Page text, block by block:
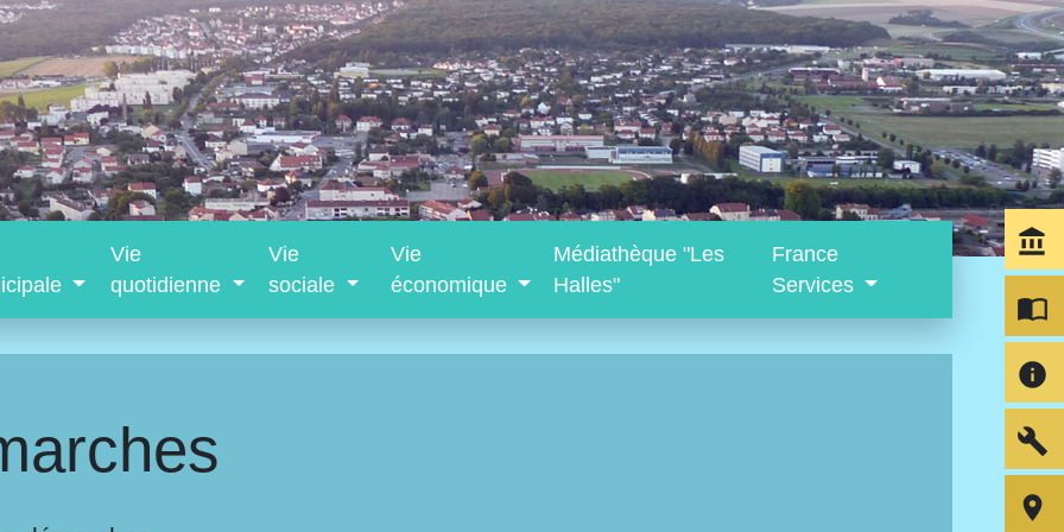
Vie
quotidienne
Vie
sociale
Vie
économique
Médiathèque "Les
Halles"
France
Services
account_balance
import_contacts
info
build
room